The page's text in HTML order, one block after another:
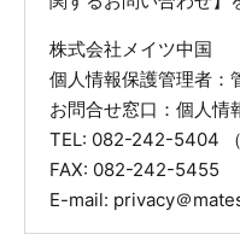
株式会社メイツ中国
個人情報保護管理者：
お問合せ窓口：個人情
TEL: 082-242-5404 （
FAX: 082-242-5455
E-mail: privacy＠